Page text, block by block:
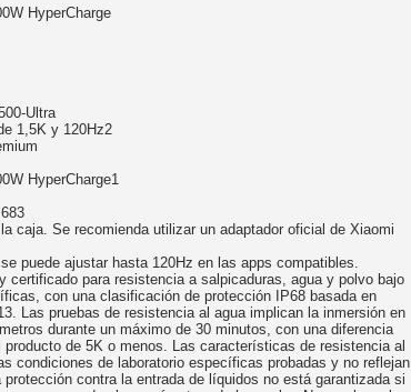
HyperCharge
Ultra
1,5K y 120Hz2
HyperCharge1
caja. Se recomienda utilizar un adaptador oficial de Xiaomi
puede ajustar hasta 120Hz en las apps compatibles.
certificado para resistencia a salpicaduras, agua y polvo bajo
con una clasificación de protección IP68 basada en
Las pruebas de resistencia al agua implican la inmersión en
durante un máximo de 30 minutos, con una diferencia
de 5K o menos. Las características de resistencia al
condiciones de laboratorio específicas probadas y no reflejan
contra la entrada de líquidos no está garantizada si